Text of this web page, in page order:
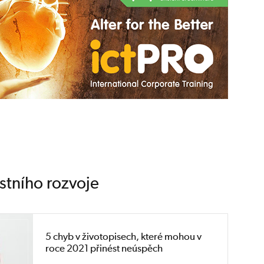
rozvoje
5 chyb v životopisech, které mohou v
roce 2021 přinést neúspěch